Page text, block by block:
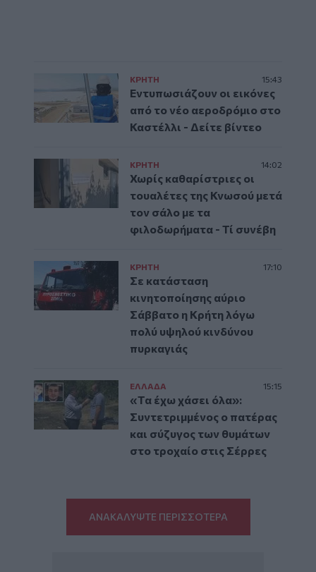
ΚΡΗΤΗ 15:43
Εντυπωσιάζουν οι εικόνες
από το νέο αεροδρόμιο στο
Καστέλλι - Δείτε βίντεο
ΚΡΗΤΗ 14:02
Χωρίς καθαρίστριες οι
τουαλέτες της Κνωσού μετά
τον σάλο με τα
φιλοδωρήματα - Τί συνέβη
ΚΡΗΤΗ 17:10
Σε κατάσταση
κινητοποίησης αύριο
Σάββατο η Κρήτη λόγω
πολύ υψηλού κινδύνου
πυρκαγιάς
ΕΛΛAΔΑ 15:15
«Τα έχω χάσει όλα»:
Συντετριμμένος ο πατέρας
και σύζυγος των θυμάτων
στο τροχαίο στις Σέρρες
ΑΝΑΚΑΛΥΨΤΕ ΠΕΡΙΣΣΟΤΕΡΑ